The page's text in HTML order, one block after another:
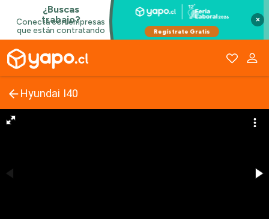
×
Hyundai I40